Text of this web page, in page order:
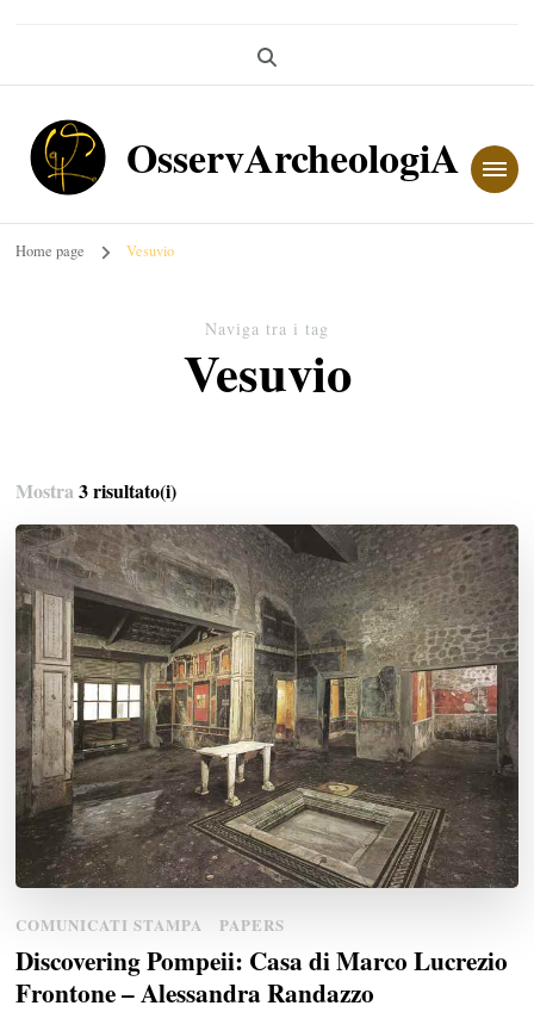
OsservArcheologiA
Home page Vesuvio
Naviga tra i tag
Vesuvio
Mostra3 risultato(i)
COMUNICATI STAMPA PAPERS
Discovering Pompeii: Casa di Marco Lucrezio
Frontone – Alessandra Randazzo